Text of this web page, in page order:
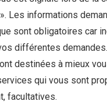
Les informations
sont obligatoires car
différentes
destinées à mieux
qui vous sont
facultatives.